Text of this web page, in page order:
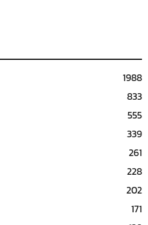
1988
833
555
339
261
228
202
171